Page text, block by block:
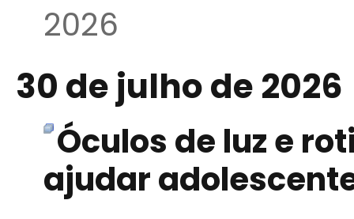
2026
30 de julho de 2026
Óculos de luz e
ajudar